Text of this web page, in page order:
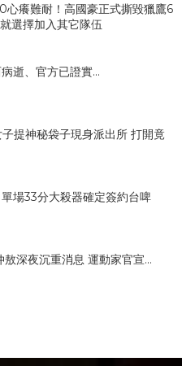
心癢難耐！高國豪正式撕毀獵鷹6
選擇加入其它隊伍
逝、官方已證實...
提神秘袋子現身派出所 打開竟
場33分大殺器確定簽約台啤
深夜沉重消息 運動家官宣...